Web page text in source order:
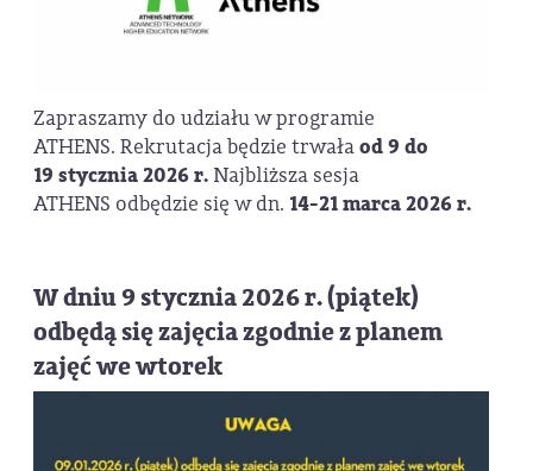
Zapraszamy do udziału w programie
ATHENS. Rekrutacja będzie trwałaod 9 do
19 stycznia 2026 r. Najbliższa sesja
ATHENS odbędzie się w dn. 14-21 marca 2026 r.
W dniu 9 stycznia 2026 r. (piątek)
odbędą się zajęcia zgodnie z planem
zajęć we wtorek